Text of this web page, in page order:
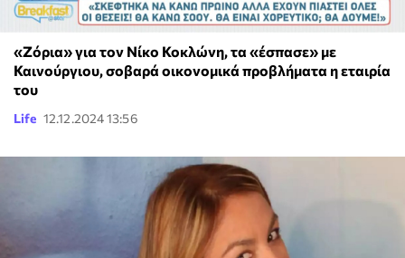
«Ζόρια» για τον Νίκο Κοκλώνη, τα «έσπασε» με
Καινούργιου, σοβαρά οικονομικά προβλήματα η εταιρία
του
Life 12.12.2024 13:56